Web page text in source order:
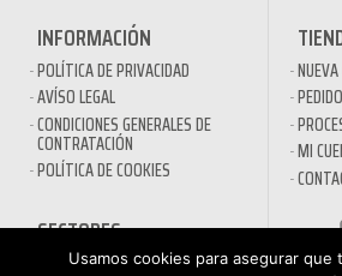
INFORMACIÓN
POLÍTICA DE PRIVACIDAD
AVÍSO LEGAL
CONDICIONES GENERALES DE
CONTRATACIÓN
POLÍTICA DE COOKIES
PEDIDO
MI
SECTORES
DESINFECTANTES COVID-19
Usamos cookies para asegurar que